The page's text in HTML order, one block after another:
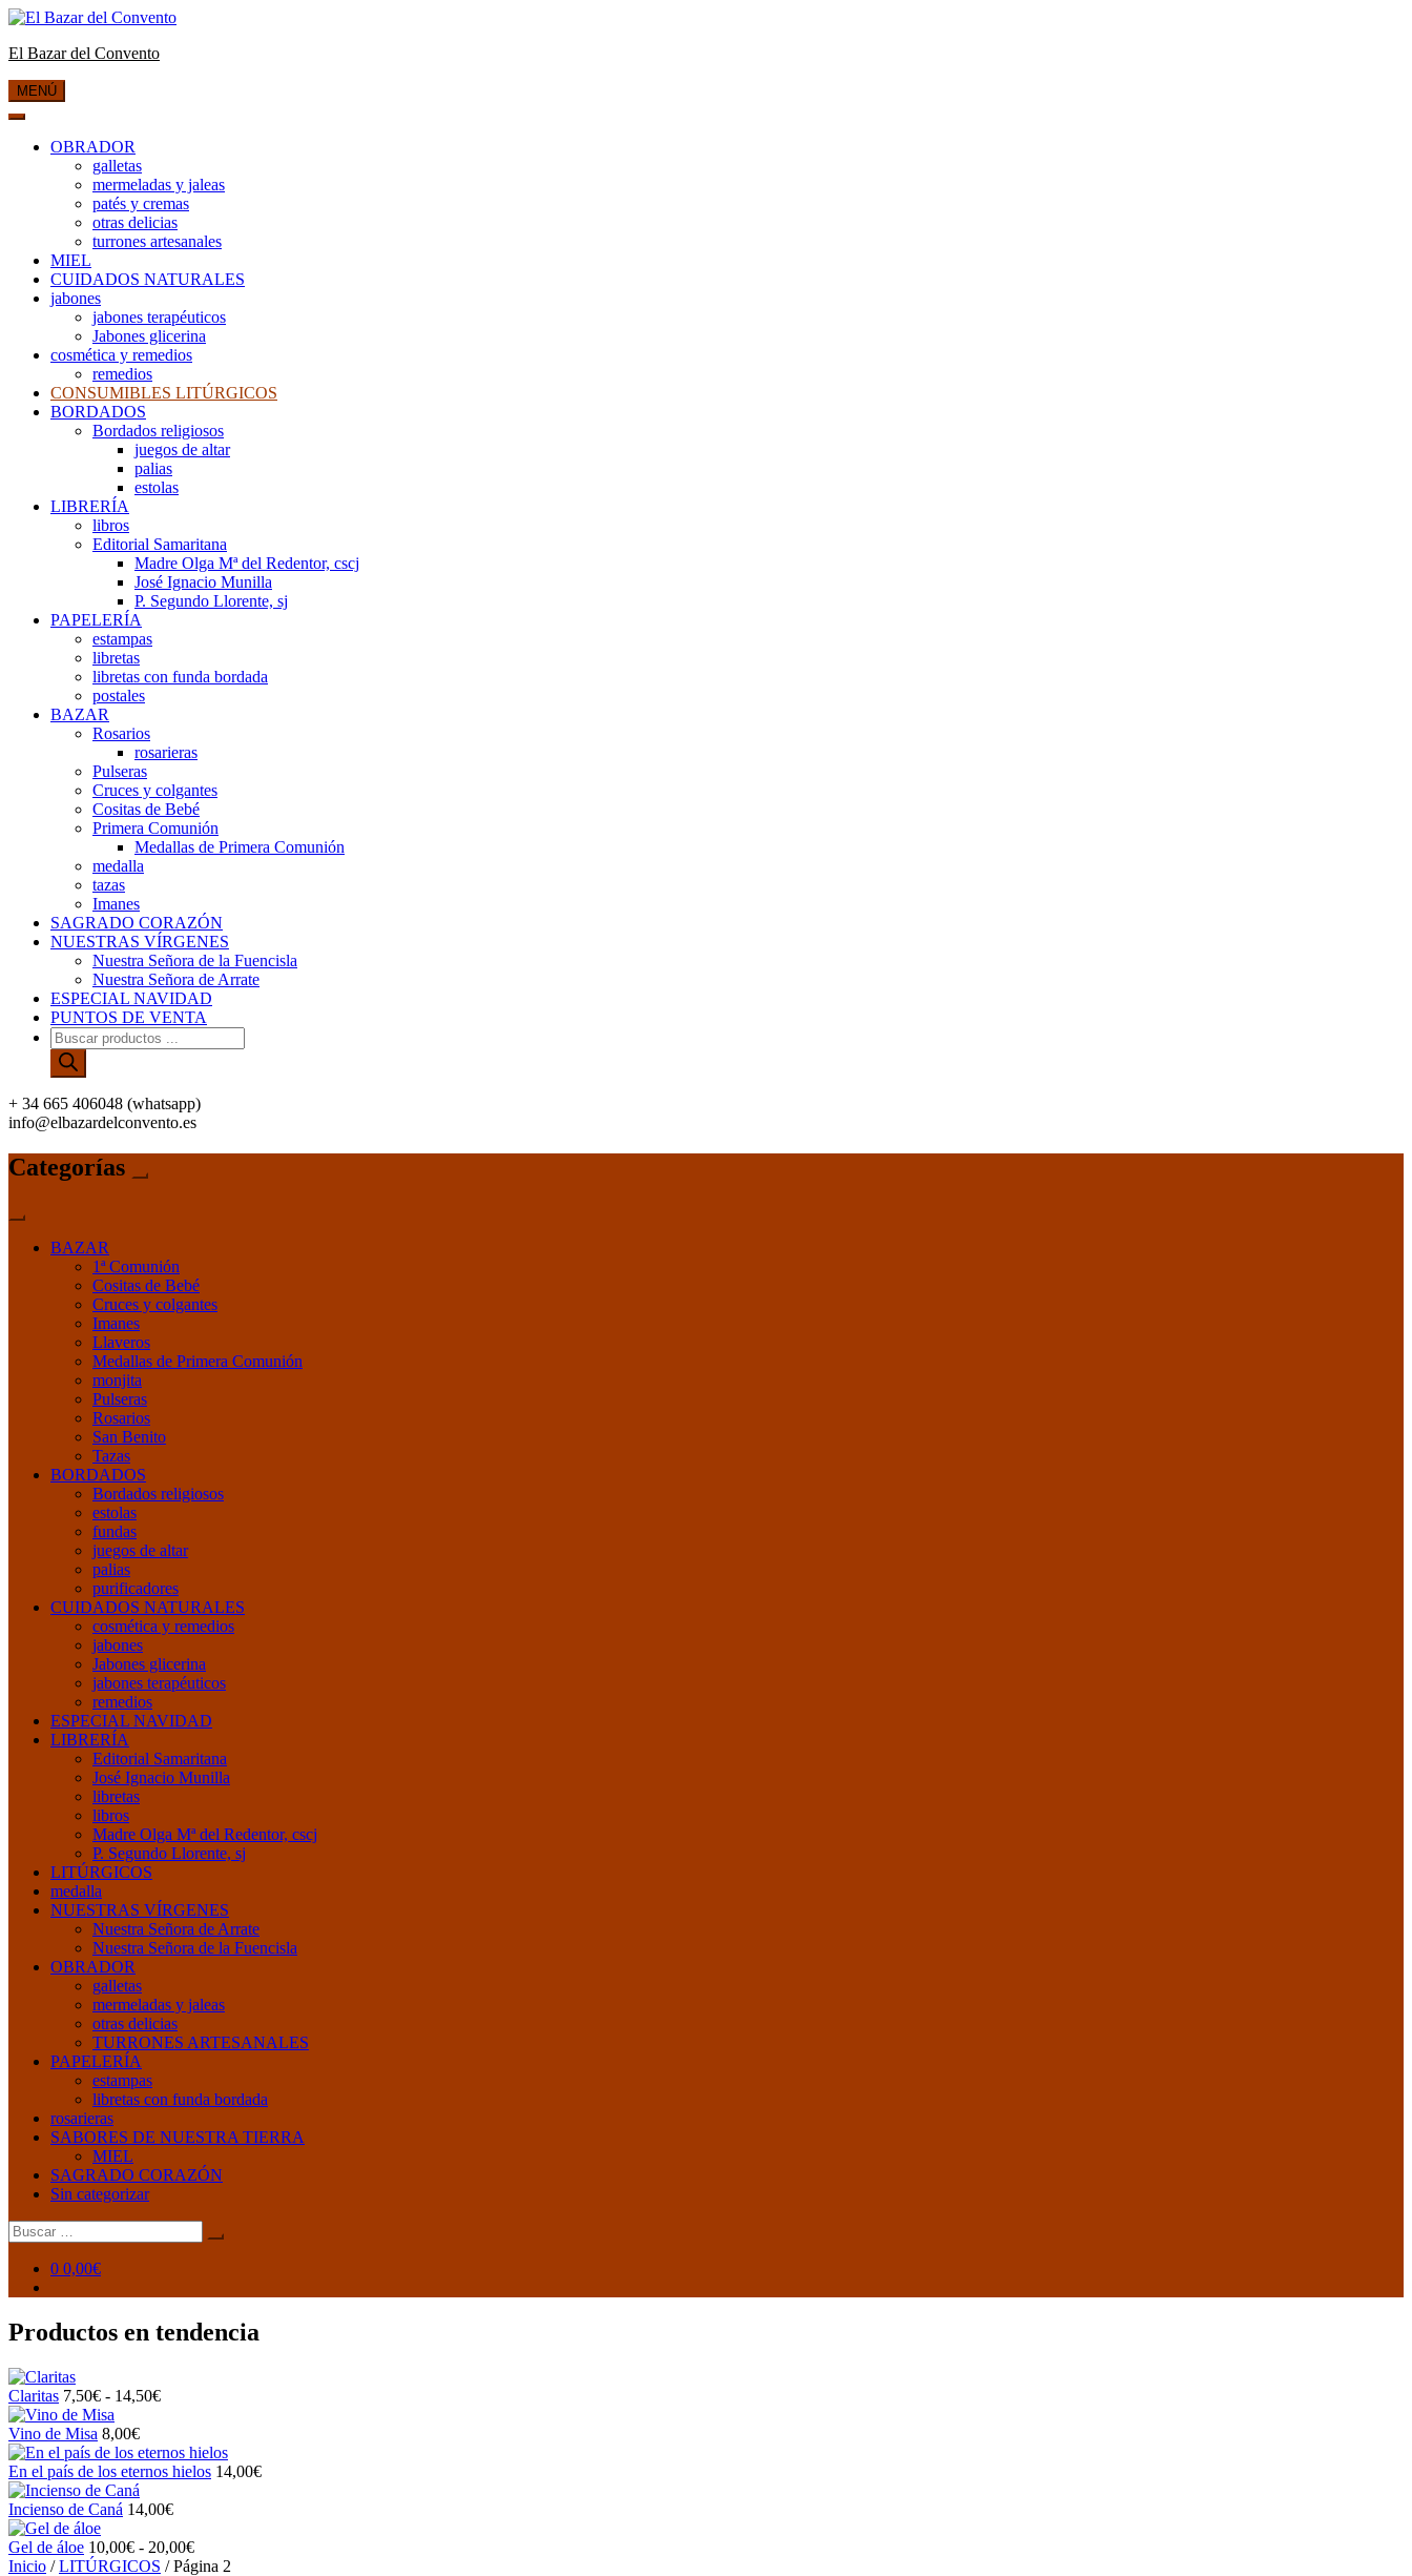
Saltar
contenido
El Bazar del Convento
MENÚ
OBRADOR
galletas
mermeladas y jaleas
patés y cremas
otras delicias
turrones artesanales
MIEL
CUIDADOS NATURALES
jabones
jabones terapéuticos
Jabones glicerina
cosmética y remedios
remedios
CONSUMIBLES LITÚRGICOS
BORDADOS
Bordados religiosos
juegos de altar
palias
estolas
LIBRERÍA
libros
Editorial Samaritana
Madre Olga Mª del Redentor, cscj
José Ignacio Munilla
P. Segundo Llorente, sj
PAPELERÍA
estampas
libretas
libretas con funda bordada
postales
BAZAR
Rosarios
rosarieras
Pulseras
Cruces y colgantes
Cositas de Bebé
Primera Comunión
Medallas de Primera Comunión
medalla
tazas
Imanes
SAGRADO CORAZÓN
NUESTRAS VÍRGENES
Nuestra Señora de la Fuencisla
Nuestra Señora de Arrate
ESPECIAL NAVIDAD
PUNTOS DE VENTA
Búsqueda
de
productos
+ 34 665 406048 (whatsapp)
info@elbazardelconvento.es
Categorías
BAZAR
1ª Comunión
Cositas de Bebé
Cruces y colgantes
Imanes
Llaveros
Medallas de Primera Comunión
monjita
Pulseras
Rosarios
San Benito
Tazas
BORDADOS
Bordados religiosos
estolas
fundas
juegos de altar
palias
purificadores
CUIDADOS NATURALES
cosmética y remedios
jabones
Jabones glicerina
jabones terapéuticos
remedios
ESPECIAL NAVIDAD
LIBRERÍA
Editorial Samaritana
José Ignacio Munilla
libretas
libros
Madre Olga Mª del Redentor, cscj
P. Segundo Llorente, sj
LITÚRGICOS
medalla
NUESTRAS VÍRGENES
Nuestra Señora de Arrate
Nuestra Señora de la Fuencisla
OBRADOR
galletas
mermeladas y jaleas
otras delicias
TURRONES ARTESANALES
PAPELERÍA
estampas
libretas con funda bordada
rosarieras
SABORES DE NUESTRA TIERRA
MIEL
SAGRADO CORAZÓN
Sin categorizar
Buscar:
0 0,00€
Productos en tendencia
Claritas 7,50€ - 14,50€Rango
desde
7,50€
14,50€
Vino de Misa 8,00€
En el país de los eternos hielos 14,00€
Incienso de Caná 14,00€
Gel de áloe 10,00€ - 20,00€Rango
de
Inicio /LITÚRGICOS / Página 2